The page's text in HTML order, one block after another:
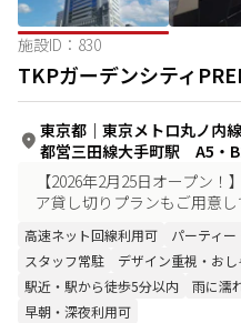
施設ID： 830
TKPガーデンシティ
東京都 ｜ 東京メトロ丸ノ内
都営三田線大手町駅 A5・
【2026年2月25日オープン
ア貸し切りプランもご用意し
高速ネット回線利用可 パーティー
スタッフ常駐
デザイン重視・お
駅近・駅から徒歩5分以内
雨に濡
早朝・深夜利用可